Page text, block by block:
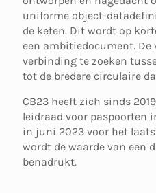
uniforme object-
de keten. Dit wordt op
een ambitiedocument. De
verbinding te zoeken
tot de bredere circulaire
CB23 heeft zich sinds
leidraad voor paspoorten
in juni 2023 voor het
wordt de waarde van een
benadrukt.